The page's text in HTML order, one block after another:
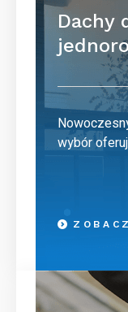
Dachy
wybór